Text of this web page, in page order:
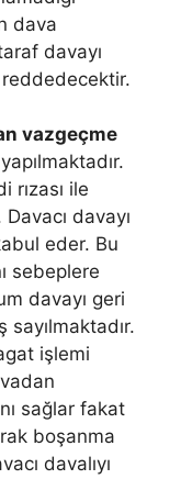
dava
davayı
vazgeçme
rızası ile
davayı
eder. Bu
sebeplere
davayı geri
sayılmaktadır.
işlemi
sağlar fakat
boşanma
davalıyı